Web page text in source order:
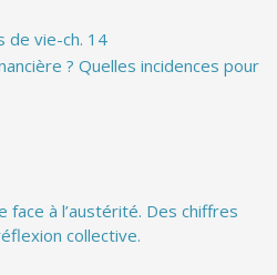
de vie-ch. 14
? Quelles incidences pour
face à l’austérité. Des chiffres
collective.